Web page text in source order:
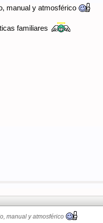
manual y atmosférico
familiares
manual y atmosférico